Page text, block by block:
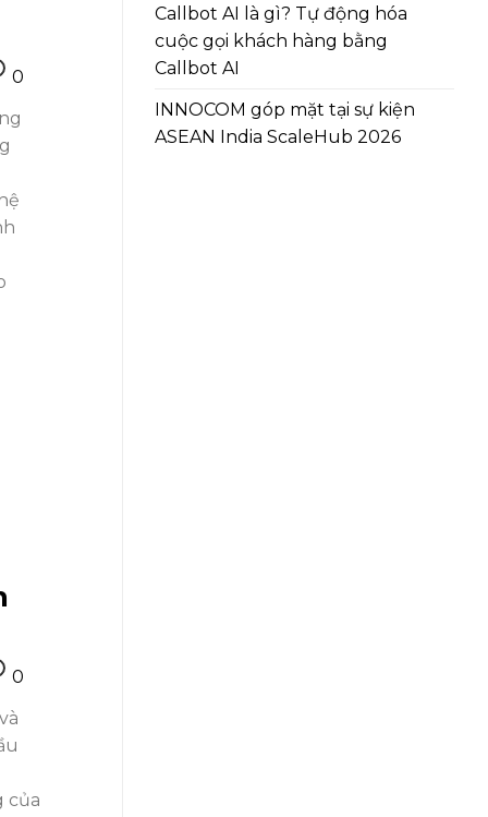
0
0
của
Callbot AI là gì? Tự động hóa
cuộc gọi khách hàng bằng
Callbot AI
INNOCOM góp mặt tại sự kiện
ASEAN India ScaleHub 2026